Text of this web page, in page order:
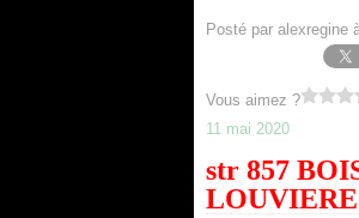
Posté par alexregine
Vous aimez ?
11 mai 2020
str 857